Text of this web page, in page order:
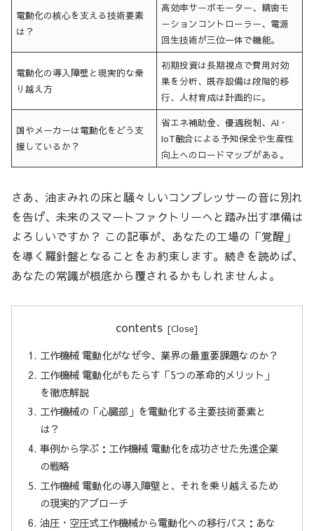
電動化の核心を支える技術要素
は？
高効率サーボモーター、精密モ
ーションコントローラー、電源
回生技術が三位一体で機能。
電動化の導入障壁と現実的な乗
り越え方
初期投資は長期視点で費用対効
果を分析、既存設備は段階的移
行、人材育成は計画的に。
国やメーカーは電動化をどう支
援しているか？
省エネ補助金、優遇税制、AI・
IoT融合による予知保全や生産性
向上へのロードマップがある。
さあ、油まみれの床と騒々しいコンプレッサーの音に別れ
を告げ、未来のスマートファクトリーへと踏み出す準備は
よろしいですか？ この記事が、あなたの工場の「覚醒」
を導く羅針盤となることをお約束します。続きを読めば、
あなたの常識が根底から覆されるかもしれませんよ。
contents
工作機械 電動化がなぜ今、業界の最重要課題なのか？
工作機械 電動化がもたらす「5つの革命的メリット」
を徹底解説
工作機械の「心臓部」を電動化する主要技術要素と
は？
事例から学ぶ：工作機械 電動化を成功させた先進企業
の戦略
工作機械 電動化の導入障壁と、それを乗り越えるため
の現実的アプローチ
油圧・空圧式工作機械から電動化への移行パス：あな